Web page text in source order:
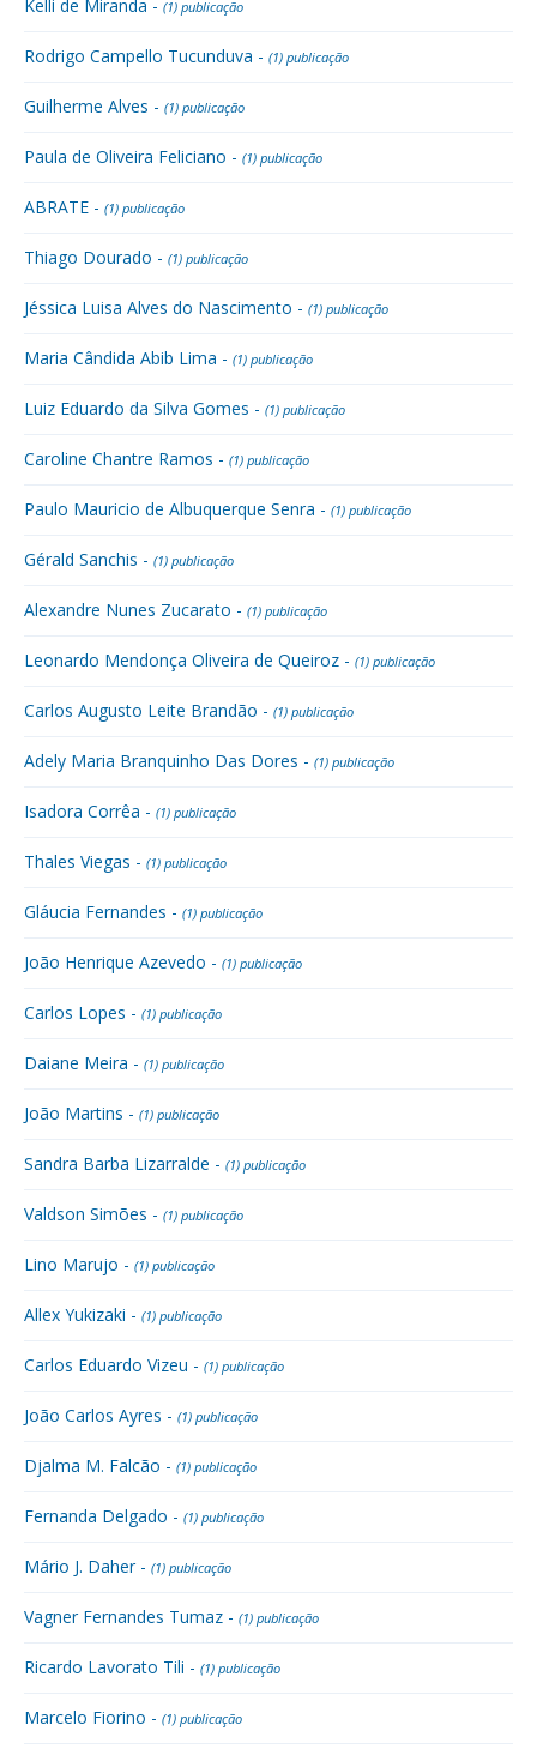
Kelli de Miranda - (1) publicação
Rodrigo Campello Tucunduva - (1) publicação
Guilherme Alves - (1) publicação
Paula de Oliveira Feliciano - (1) publicação
ABRATE - (1) publicação
Thiago Dourado - (1) publicação
Jéssica Luisa Alves do Nascimento - (1) publicação
Maria Cândida Abib Lima - (1) publicação
Luiz Eduardo da Silva Gomes - (1) publicação
Caroline Chantre Ramos - (1) publicação
Paulo Mauricio de Albuquerque Senra - (1) publicação
Gérald Sanchis - (1) publicação
Alexandre Nunes Zucarato - (1) publicação
Leonardo Mendonça Oliveira de Queiroz - (1) publicação
Carlos Augusto Leite Brandão - (1) publicação
Adely Maria Branquinho Das Dores - (1) publicação
Isadora Corrêa - (1) publicação
Thales Viegas - (1) publicação
Gláucia Fernandes - (1) publicação
João Henrique Azevedo - (1) publicação
Carlos Lopes - (1) publicação
Daiane Meira - (1) publicação
João Martins - (1) publicação
Sandra Barba Lizarralde - (1) publicação
Valdson Simões - (1) publicação
Lino Marujo - (1) publicação
Allex Yukizaki - (1) publicação
Carlos Eduardo Vizeu - (1) publicação
João Carlos Ayres - (1) publicação
Djalma M. Falcão - (1) publicação
Fernanda Delgado - (1) publicação
Mário J. Daher - (1) publicação
Vagner Fernandes Tumaz - (1) publicação
Ricardo Lavorato Tili - (1) publicação
Marcelo Fiorino - (1) publicação